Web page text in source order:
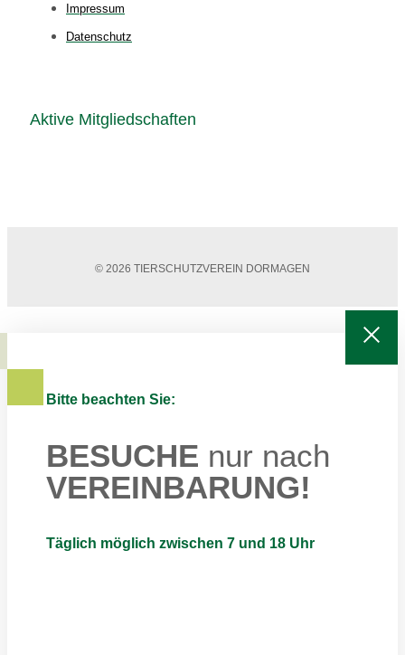
Impressum
Datenschutz
Aktive Mitgliedschaften
© 2026 TIERSCHUTZVEREIN DORMAGEN
Bitte beachten Sie:
BESUCHE nur nach
VEREINBARUNG!
Täglich möglich zwischen 7 und 18 Uhr